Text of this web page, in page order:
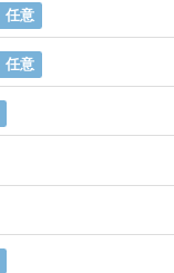
任意
任意